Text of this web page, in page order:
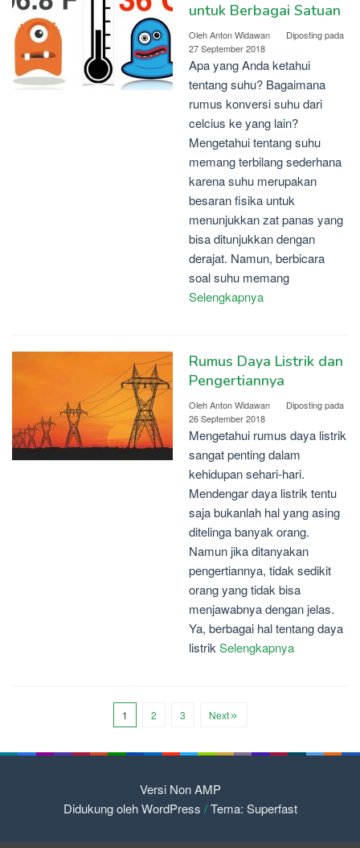
untuk Berbagai Satuan
OlehAnton Widawan
Diposting pada
27 September 2018
Apa yang Anda ketahui
tentang suhu? Bagaimana
rumus konversi suhu dari
celcius ke yang lain?
Mengetahui tentang suhu
memang terbilang sederhana
karena suhu merupakan
besaran fisika untuk
menunjukkan zat panas yang
bisa ditunjukkan dengan
derajat. Namun, berbicara
soal suhu memang
Selengkapnya
Rumus Daya Listrik dan
Pengertiannya
OlehAnton Widawan
Diposting pada
26 September 2018
Mengetahui rumus daya listrik
sangat penting dalam
kehidupan sehari-hari.
Mendengar daya listrik tentu
saja bukanlah hal yang asing
ditelinga banyak orang.
Namun jika ditanyakan
pengertiannya, tidak sedikit
orang yang tidak bisa
menjawabnya dengan jelas.
Ya, berbagai hal tentang daya
listrik Selengkapnya
1 2 3 Next
Versi Non AMP
Didukung oleh WordPress /Tema: Superfast